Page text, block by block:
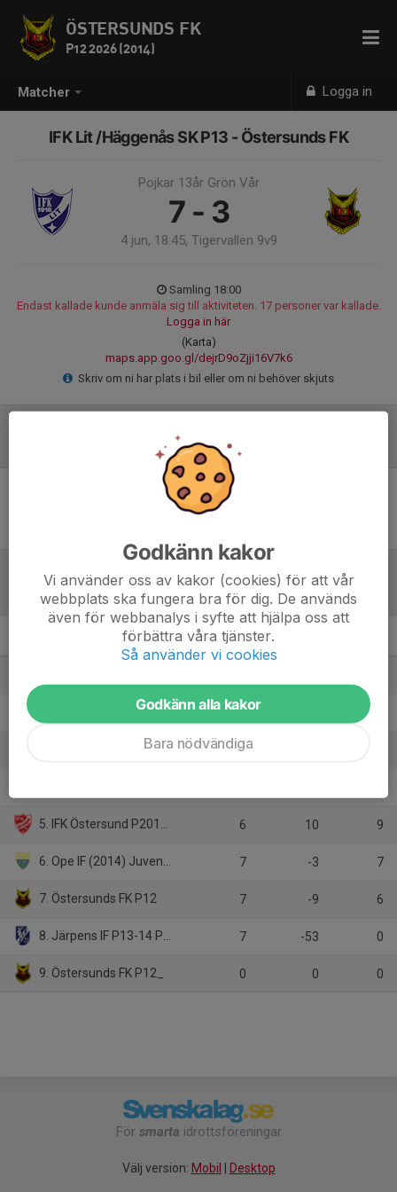
Matcher Logga in
ÖSTERSUNDS FK
P12 2026 (2014)
IFK Lit /Häggenås SK P13 - Östersunds FK
Pojkar 13år Grön Vår
7 - 3
4 jun, 18:45, Tigervallen 9v9
Samling 18:00
Endast kallade kunde anmäla sig till aktiviteten. 17 personer var kallade.
Logga in här
(Karta)
maps.app.goo.gl/dejrD9oZjji16V7k6
Skriv om ni har plats i bil eller om ni behöver skjuts
Inget referat skrivet
Tabell
Pojkar 13år Grön Vår M
2. IFK Lit /Häggenås SK P13 7 17
3. Frösö IF P-2013 Rosa 6
5. IFK Östersund P2013 Röd 6 10 9
6. Ope IF (2014) Juventus 7 -3 7
7. Östersunds FK P12 7 -9 6
8. Järpens IF P13-14 Pojkar 2012-13 7 -53 0
9. Östersunds FK P12_ 0 0 0
För smarta idrottsföreningar
Välj version: Mobil Desktop
Godkänn kakor
Vi använder oss av kakor (cookies) för att vår
webbplats ska fungera bra för dig. De används
även för webbanalys i syfte att hjälpa oss att
förbättra våra tjänster.
Så använder vi cookies
Godkänn alla kakor
Bara nödvändiga